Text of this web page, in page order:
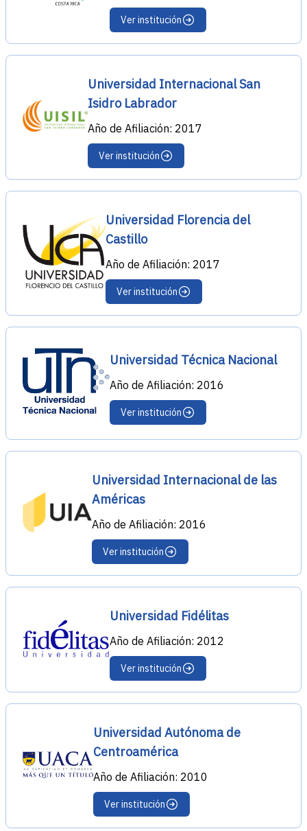
Ver institución
Universidad Internacional San
Isidro Labrador
Año de Afiliación: 2017
Ver institución
Universidad Florencia del
Castillo
Año de Afiliación: 2017
Ver institución
Universidad Técnica Nacional
Año de Afiliación: 2016
Ver institución
Universidad Internacional de las
Américas
Año de Afiliación: 2016
Ver institución
Universidad Fidélitas
Año de Afiliación: 2012
Ver institución
Universidad Autónoma de
Centroamérica
Año de Afiliación: 2010
Ver institución